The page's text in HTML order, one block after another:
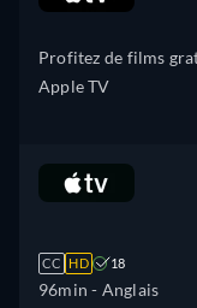
Profitez de films
Apple TV
CC HD 18
96min - Anglais